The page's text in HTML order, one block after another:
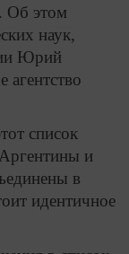
Об этом
наук,
Юрий
агентство
список
и
в
идентичное